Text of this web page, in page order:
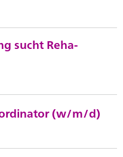
sucht Reha-
(w/m/d)